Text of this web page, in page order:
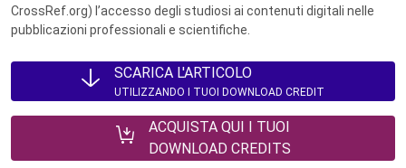
CrossRef.org) l’accesso degli studiosi ai contenuti digitali nelle
pubblicazioni professionali e scientifiche.
SCARICA L'ARTICOLO
UTILIZZANDO I TUOI DOWNLOAD CREDIT
ACQUISTA QUI I TUOI
DOWNLOAD CREDITS